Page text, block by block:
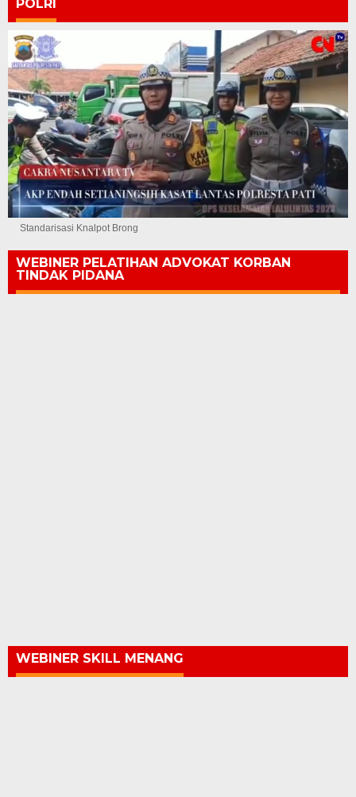
POLRI
Standarisasi Knalpot Brong
WEBINER PELATIHAN ADVOKAT KORBAN
TINDAK PIDANA
WEBINER SKILL MENANG